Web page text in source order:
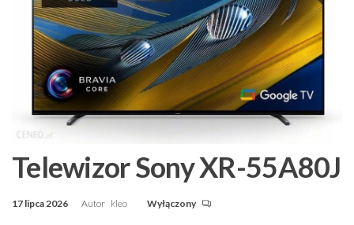
Telewizor Sony XR-55A80J
17 lipca 2026 Autor kleo Wyłączony